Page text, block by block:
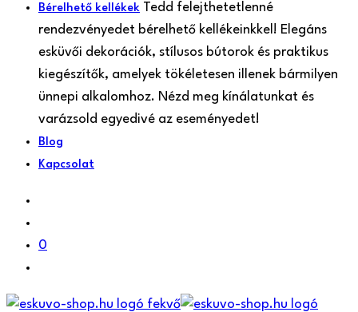
Bérelhető kellékek Tedd felejthetetlenné
rendezvényedet bérelhető kellékeinkkel! Elegáns
esküvői dekorációk, stílusos bútorok és praktikus
kiegészítők, amelyek tökéletesen illenek bármilyen
ünnepi alkalomhoz. Nézd meg kínálatunkat és
varázsold egyedivé az eseményedet!
Blog
Kapcsolat
0